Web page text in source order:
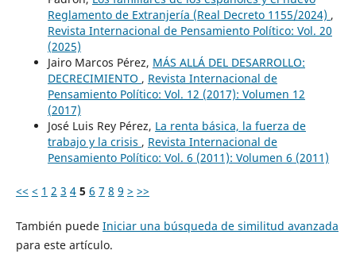
Reglamento de Extranjería (Real Decreto 1155/2024) ,
Revista Internacional de Pensamiento Político: Vol. 20
(2025)
Jairo Marcos Pérez, MÁS ALLÁ DEL DESARROLLO:
DECRECIMIENTO , Revista Internacional de
Pensamiento Político: Vol. 12 (2017): Volumen 12
(2017)
José Luis Rey Pérez, La renta básica, la fuerza de
trabajo y la crisis , Revista Internacional de
Pensamiento Político: Vol. 6 (2011): Volumen 6 (2011)
<< < 1 2 3 4 5 6 7 8 9 > >>
También puede Iniciar una búsqueda de similitud avanzada
para este artículo.